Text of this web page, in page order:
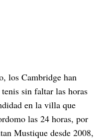
los Cambridge han
sin faltar las horas
en la villa que
las 24 horas, por
Mustique desde 2008,